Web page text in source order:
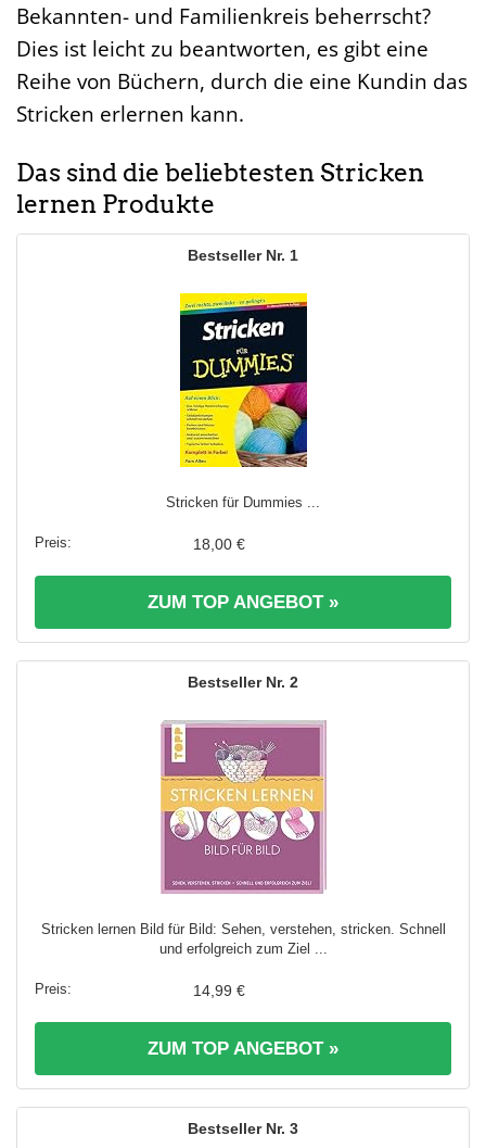
Bekannten- und Familienkreis beherrscht?
Dies ist leicht zu beantworten, es gibt eine
Reihe von Büchern, durch die eine Kundin das
Stricken erlernen kann.
Das sind die beliebtesten Stricken
lernen Produkte
1
Stricken für Dummies ...
18,00 €
ZUM TOP ANGEBOT »
2
Stricken lernen Bild für Bild: Sehen, verstehen, stricken. Schnell
und erfolgreich zum Ziel ...
14,99 €
ZUM TOP ANGEBOT »
3